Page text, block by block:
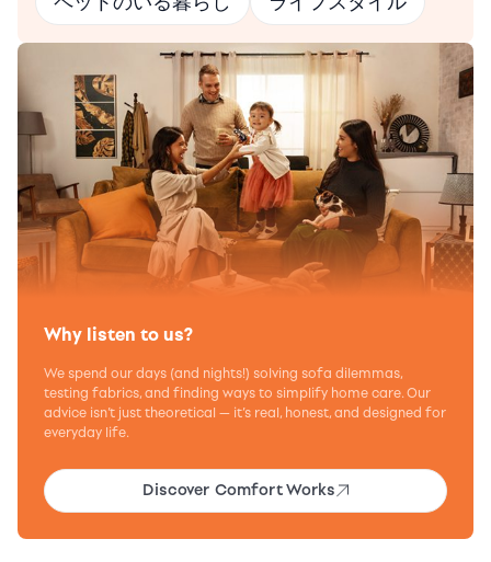
Why listen to us?
We spend our days (and nights!) solving sofa dilemmas,
testing fabrics, and finding ways to simplify home care. Our
advice isn’t just theoretical — it’s real, honest, and designed for
everyday life.
Discover Comfort Works